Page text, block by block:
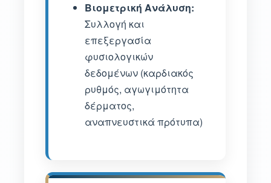
Βιομετρική Ανάλυση:
Συλλογή και
επεξεργασία
φυσιολογικών
δεδομένων (καρδιακός
ρυθμός, αγωγιμότητα
δέρματος,
αναπνευστικά πρότυπα)